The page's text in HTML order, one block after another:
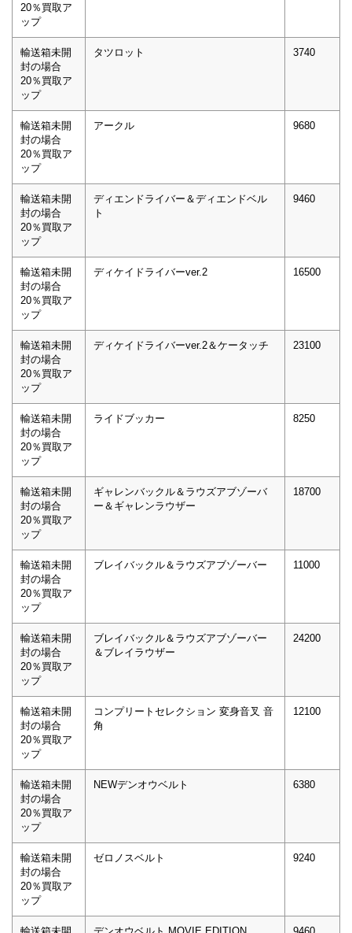
20％買取ア
ップ
輸送箱未開
封の場合
20％買取ア
ップ
タツロット 3740
輸送箱未開
封の場合
20％買取ア
ップ
アークル 9680
輸送箱未開
封の場合
20％買取ア
ップ
ディエンドライバー＆ディエンドベル
ト
9460
輸送箱未開
封の場合
20％買取ア
ップ
ディケイドライバーver.2 16500
輸送箱未開
封の場合
20％買取ア
ップ
ディケイドライバーver.2＆ケータッチ 23100
輸送箱未開
封の場合
20％買取ア
ップ
ライドブッカー 8250
輸送箱未開
封の場合
20％買取ア
ップ
ギャレンバックル＆ラウズアブゾーバ
ー＆ギャレンラウザー
18700
輸送箱未開
封の場合
20％買取ア
ップ
ブレイバックル＆ラウズアブゾーバー 11000
輸送箱未開
封の場合
20％買取ア
ップ
ブレイバックル＆ラウズアブゾーバー
＆ブレイラウザー
24200
輸送箱未開
封の場合
20％買取ア
ップ
コンプリートセレクション 変身音叉 音
角
12100
輸送箱未開
封の場合
20％買取ア
ップ
NEWデンオウベルト 6380
輸送箱未開
封の場合
20％買取ア
ップ
ゼロノスベルト 9240